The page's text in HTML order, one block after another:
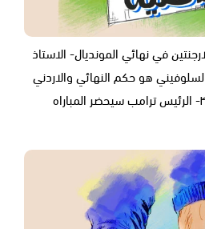
في نهائي المونديال- الاستاذ
السلوفيني هو حكم النهائي والاردني
ادهم مخادمه الحكم الرابع ٣- الرئيس ترامب سيحضر المباراه